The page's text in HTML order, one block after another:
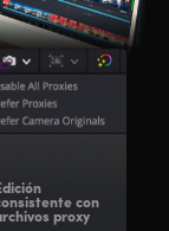
con
proxy